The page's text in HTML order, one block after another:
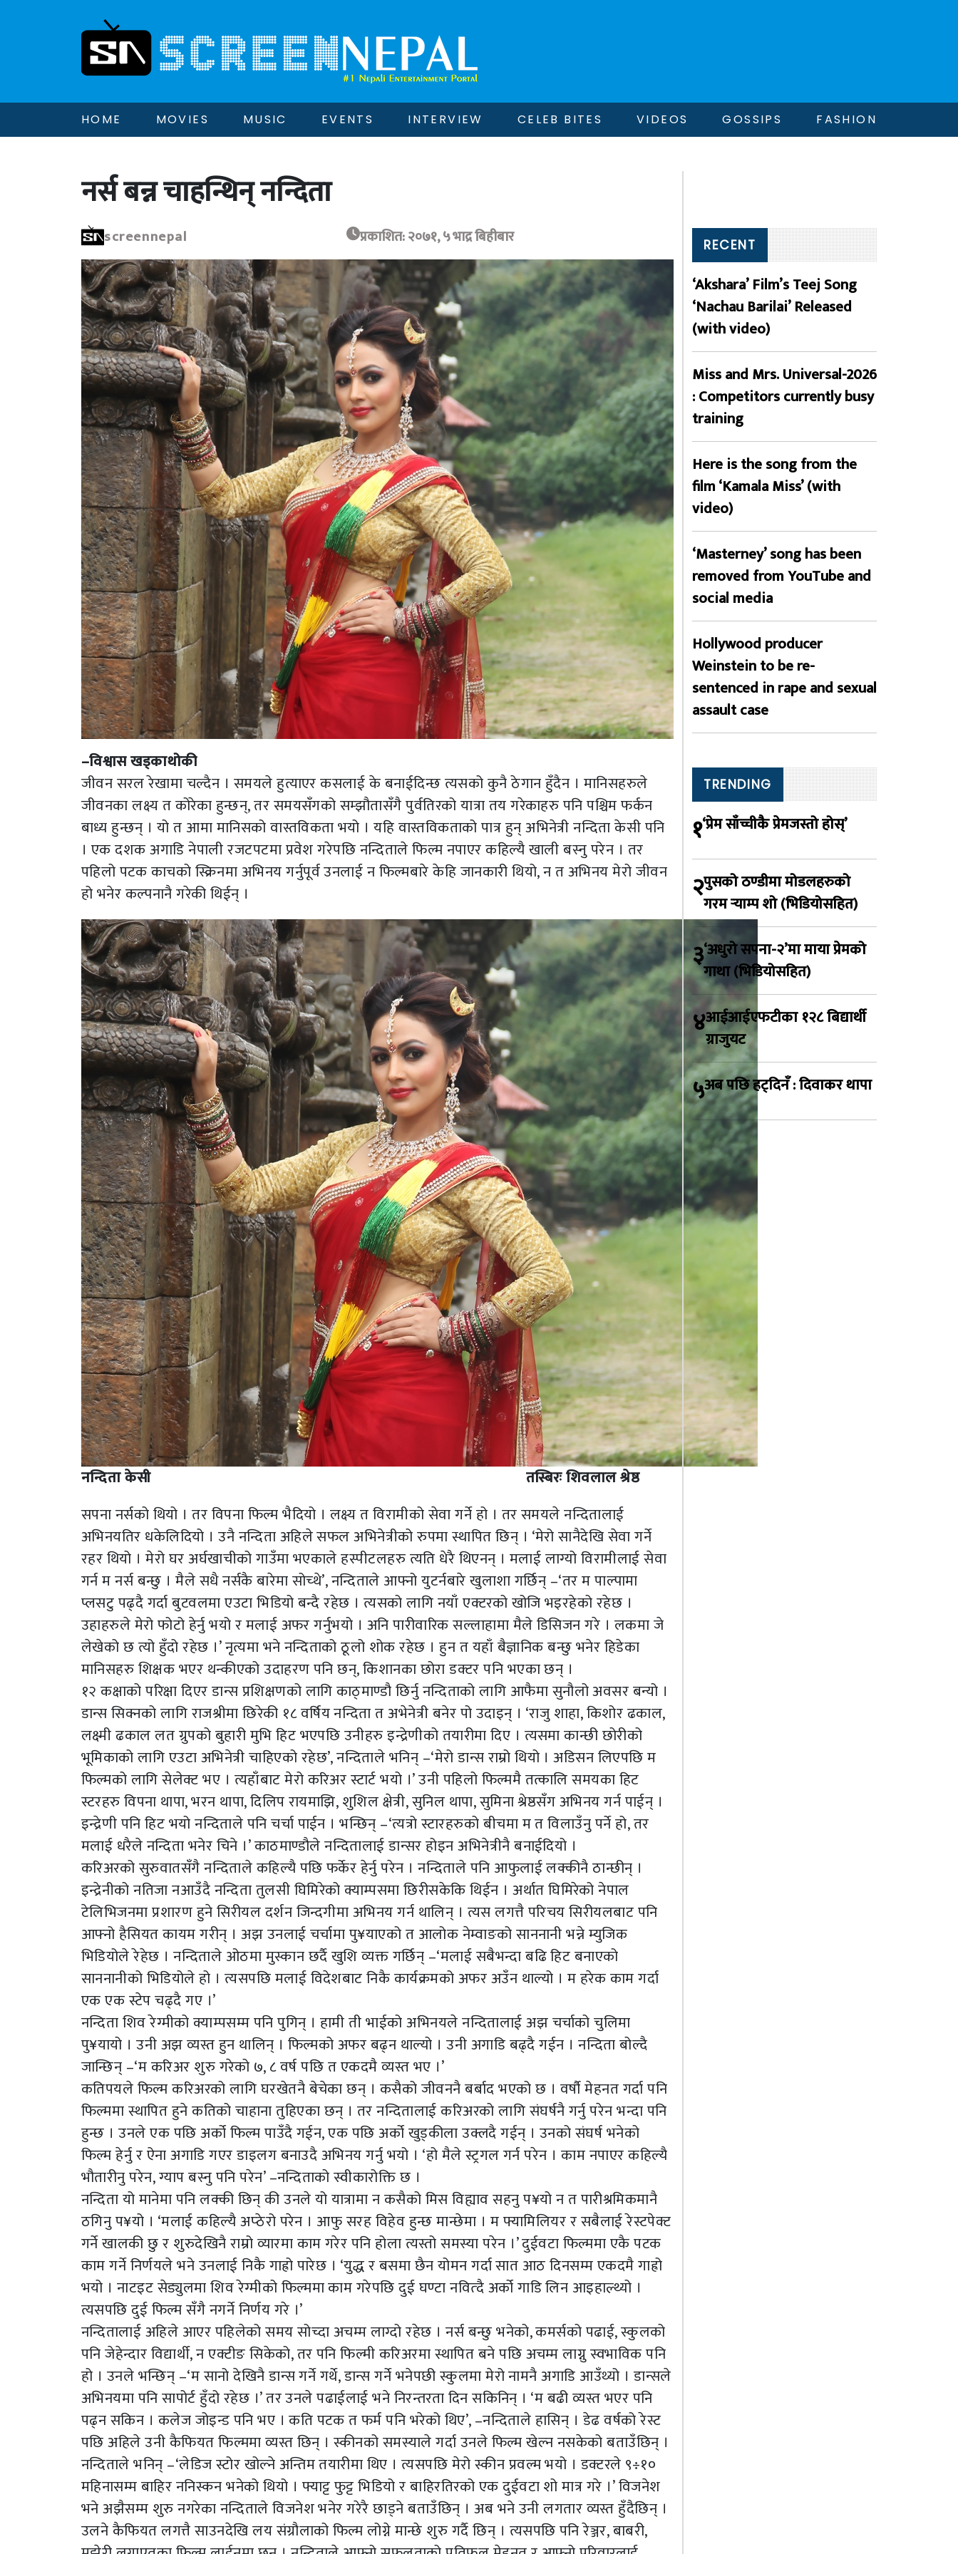
HOME MOVIES MUSIC EVENTS INTERVIEW CELEB BITES VIDEOS GOSSIPS FASHION
नर्स बन्न चाहन्थिन् नन्दिता
screennepal प्रकाशित: २०७१, ५ भाद्र बिहीबार
–विश्वास खड्काथोकी
जीवन सरल रेखामा चल्दैन । समयले हुत्याएर कसलाई के बनाईदिन्छ त्यसको कुनै ठेगान हुँदैन । मानिसहरुले
जीवनका लक्ष्य त कोरेका हुन्छन्, तर समयसँगको सम्झौतासँगै पुर्वतिरको यात्रा तय गरेकाहरु पनि पश्चिम फर्कन
बाध्य हुन्छन् । यो त आमा मानिसको वास्तविकता भयो । यहि वास्तविकताको पात्र हुन् अभिनेत्री नन्दिता केसी पनि
। एक दशक अगाडि नेपाली रजटपटमा प्रवेश गरेपछि नन्दिताले फिल्म नपाएर कहिल्यै खाली बस्नु परेन । तर
पहिलो पटक काचको स्क्रिनमा अभिनय गर्नुपूर्व उनलाई न फिल्मबारे केहि जानकारी थियो, न त अभिनय मेरो जीवन
हो भनेर कल्पनानै गरेकी थिईन् ।
नन्दिता केसी
तस्बिरः शिवलाल श्रेष्ठ
सपना नर्सको थियो । तर विपना फिल्म भैदियो । लक्ष्य त विरामीको सेवा गर्ने हो । तर समयले नन्दितालाई
अभिनयतिर धकेलिदियो । उनै नन्दिता अहिले सफल अभिनेत्रीको रुपमा स्थापित छिन् । ‘मेरो सानैदेखि सेवा गर्ने
रहर थियो । मेरो घर अर्घखाचीको गाउँमा भएकाले हस्पीटलहरु त्यति धेरै थिएनन् । मलाई लाग्यो विरामीलाई सेवा
गर्न म नर्स बन्छु । मैले सधै नर्सकै बारेमा सोच्थे’, नन्दिताले आफ्नो युटर्नबारे खुलाशा गर्छिन् –‘तर म पाल्पामा
प्लसटु पढ्दै गर्दा बुटवलमा एउटा भिडियो बन्दै रहेछ । त्यसको लागि नयाँ एक्टरको खोजि भइरहेको रहेछ ।
उहाहरुले मेरो फोटो हेर्नु भयो र मलाई अफर गर्नुभयो । अनि पारीवारिक सल्लाहामा मैले डिसिजन गरे । लकमा जे
लेखेको छ त्यो हुँदो रहेछ ।’ नृत्यमा भने नन्दिताको ठूलो शोक रहेछ । हुन त यहाँ बैज्ञानिक बन्छु भनेर हिडेका
मानिसहरु शिक्षक भएर थन्कीएको उदाहरण पनि छन्, किशानका छोरा डक्टर पनि भएका छन् ।
१२ कक्षाको परिक्षा दिएर डान्स प्रशिक्षणको लागि काठ्माण्डौ छिर्नु नन्दिताको लागि आफैमा सुनौलो अवसर बन्यो ।
डान्स सिक्नको लागि राजश्रीमा छिरेकी १८ वर्षिय नन्दिता त अभेनेत्री बनेर पो उदाइन् । ‘राजु शाहा, किशोर ढकाल,
लक्ष्मी ढकाल लत ग्रुपको बुहारी मुभि हिट भएपछि उनीहरु इन्द्रेणीको तयारीमा दिए । त्यसमा कान्छी छोरीको
भूमिकाको लागि एउटा अभिनेत्री चाहिएको रहेछ’, नन्दिताले भनिन् –‘मेरो डान्स राम्रो थियो । अडिसन लिएपछि म
फिल्मको लागि सेलेक्ट भए । त्यहाँबाट मेरो करिअर स्टार्ट भयो ।’ उनी पहिलो फिल्ममै तत्कालि समयका हिट
स्टरहरु विपना थापा, भरन थापा, दिलिप रायमाझि, शुशिल क्षेत्री, सुनिल थापा, सुमिना श्रेष्ठसँग अभिनय गर्न पाईन् ।
इन्द्रेणी पनि हिट भयो नन्दिताले पनि चर्चा पाईन । भन्छिन् –‘त्यत्रो स्टारहरुको बीचमा म त विलाउँनु पर्ने हो, तर
मलाई धरैले नन्दिता भनेर चिने ।’ काठमाण्डौले नन्दितालाई डान्सर होइन अभिनेत्रीनै बनाईदियो ।
करिअरको सुरुवातसँगै नन्दिताले कहिल्यै पछि फर्केर हेर्नु परेन । नन्दिताले पनि आफुलाई लक्कीनै ठान्छीन् ।
इन्द्रेनीको नतिजा नआउँदै नन्दिता तुलसी घिमिरेको क्याम्पसमा छिरीसकेकि थिईन । अर्थात घिमिरेको नेपाल
टेलिभिजनमा प्रशारण हुने सिरीयल दर्शन जिन्दगीमा अभिनय गर्न थालिन् । त्यस लगत्तै परिचय सिरीयलबाट पनि
आफ्नो हैसियत कायम गरीन् । अझ उनलाई चर्चामा पु¥याएको त आलोक नेम्वाङको साननानी भन्ने म्युजिक
भिडियोले रेहेछ । नन्दिताले ओठमा मुस्कान छर्दै खुशि व्यक्त गर्छिन् –‘मलाई सबैभन्दा बढि हिट बनाएको
साननानीको भिडियोले हो । त्यसपछि मलाई विदेशबाट निकै कार्यक्रमको अफर अउँन थाल्यो । म हरेक काम गर्दा
एक एक स्टेप चढ्दै गए ।’
नन्दिता शिव रेग्मीको क्याम्पसम्म पनि पुगिन् । हामी ती भाईको अभिनयले नन्दितालाई अझ चर्चाको चुलिमा
पु¥यायो । उनी अझ व्यस्त हुन थालिन् । फिल्मको अफर बढ्न थाल्यो । उनी अगाडि बढ्दै गईन । नन्दिता बोल्दै
जान्छिन् –‘म करिअर शुरु गरेको ७, ८ वर्ष पछि त एकदमै व्यस्त भए ।’
कतिपयले फिल्म करिअरको लागि घरखेतनै बेचेका छन् । कसैको जीवननै बर्बाद भएको छ । वर्षौ मेहनत गर्दा पनि
फिल्ममा स्थापित हुने कतिको चाहाना तुहिएका छन् । तर नन्दितालाई करिअरको लागि संघर्षनै गर्नु परेन भन्दा पनि
हुन्छ । उनले एक पछि अर्को फिल्म पाउँदै गईन, एक पछि अर्को खुड्कीला उक्लदै गईन् । उनको संघर्ष भनेको
फिल्म हेर्नु र ऐना अगाडि गएर डाइलग बनाउदै अभिनय गर्नु भयो । ‘हो मैले स्ट्रगल गर्न परेन । काम नपाएर कहिल्यै
भौतारीनु परेन, ग्याप बस्नु पनि परेन’ –नन्दिताको स्वीकारोक्ति छ ।
नन्दिता यो मानेमा पनि लक्की छिन् की उनले यो यात्रामा न कसैको मिस विह्याव सहनु प¥यो न त पारीश्रमिकमानै
ठगिनु प¥यो । ‘मलाई कहिल्यै अप्ठेरो परेन । आफु सरह विहेव हुन्छ मान्छेमा । म फ्यामिलियर र सबैलाई रेस्टपेक्ट
गर्ने खालकी छु र शुरुदेखिनै राम्रो व्यारमा काम गरेर पनि होला त्यस्तो समस्या परेन ।’ दुईवटा फिल्ममा एकै पटक
काम गर्ने निर्णयले भने उनलाई निकै गाह्रो पारेछ । ‘युद्ध र बसमा छैन योमन गर्दा सात आठ दिनसम्म एकदमै गाह्रो
भयो । नाटइट सेड्युलमा शिव रेग्मीको फिल्ममा काम गरेपछि दुई घण्टा नवित्दै अर्को गाडि लिन आइहाल्थ्यो ।
त्यसपछि दुई फिल्म सँगै नगर्ने निर्णय गरे ।’
नन्दितालाई अहिले आएर पहिलेको समय सोच्दा अचम्म लाग्दो रहेछ । नर्स बन्छु भनेको, कमर्सको पढाई, स्कुलको
पनि जेहेन्दार विद्यार्थी, न एक्टीङ सिकेको, तर पनि फिल्मी करिअरमा स्थापित बने पछि अचम्म लाग्नु स्वभाविक पनि
हो । उनले भन्छिन् –‘म सानो देखिनै डान्स गर्ने गर्थे, डान्स गर्ने भनेपछी स्कुलमा मेरो नामनै अगाडि आउँथ्यो । डान्सले
अभिनयमा पनि सापोर्ट हुँदो रहेछ ।’ तर उनले पढाईलाई भने निरन्तरता दिन सकिनिन् । ‘म बढी व्यस्त भएर पनि
पढ्न सकिन । कलेज जोइन्ड पनि भए । कति पटक त फर्म पनि भरेको थिए’, –नन्दिताले हासिन् । डेढ वर्षको रेस्ट
पछि अहिले उनी कैफियत फिल्ममा व्यस्त छिन् । स्कीनको समस्याले गर्दा उनले फिल्म खेल्न नसकेको बताउँछिन् ।
नन्दिताले भनिन् –‘लेडिज स्टोर खोल्ने अन्तिम तयारीमा थिए । त्यसपछि मेरो स्कीन प्रवल्म भयो । डक्टरले ९÷१०
महिनासम्म बाहिर ननिस्कन भनेको थियो । फ्याट्ट फुट्ट भिडियो र बाहिरतिरको एक दुईवटा शो मात्र गरे ।’ विजनेश
भने अझैसम्म शुरु नगरेका नन्दिताले विजनेश भनेर गरेरै छाड्ने बताउँछिन् । अब भने उनी लगतार व्यस्त हुँदैछिन् ।
उलने कैफियत लगत्तै साउनदेखि लय संग्रौलाको फिल्म लोग्ने मान्छे शुरु गर्दै छिन् । त्यसपछि पनि रेञ्जर, बाबरी,
RECENT
‘Akshara’ Film’s Teej Song
‘Nachau Barilai’ Released
(with video)
Miss and Mrs. Universal-2026
: Competitors currently busy
training
Here is the song from the
film ‘Kamala Miss’ (with
video)
‘Masterney’ song has been
removed from YouTube and
social media
Hollywood producer
Weinstein to be re-
sentenced in rape and sexual
assault case
TRENDING
१‘प्रेम साँच्चीकै प्रेमजस्तो होस्’
२पुसको ठण्डीमा मोडलहरुको
गरम र्‍याम्प शो (भिडियोसहित)
३‘अधुरो सपना-२’मा माया प्रेमको
गाथा (भिडियोसहित)
४आईआईएफटीका १२८ बिद्यार्थी
ग्राजुयट
५अब पछि हट्दिनँ : दिवाकर थापा